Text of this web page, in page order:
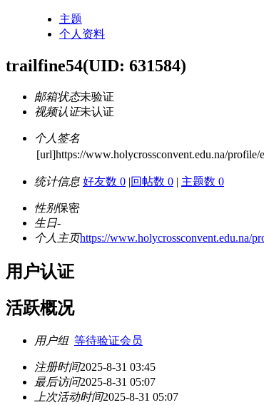
主题
个人资料
trailfine54(UID: 631584)
邮箱状态未验证
视频认证未认证
个人签名
[url]https://www.holycrossconvent.edu.na/profile/e
统计信息 好友数 0 |回帖数 0 | 主题数 0
性别保密
生日-
个人主页https://www.holycrossconvent.edu.na/
用户认证
活跃概况
用户组 等待验证会员
注册时间2025-8-31 03:45
最后访问2025-8-31 05:07
上次活动时间2025-8-31 05:07